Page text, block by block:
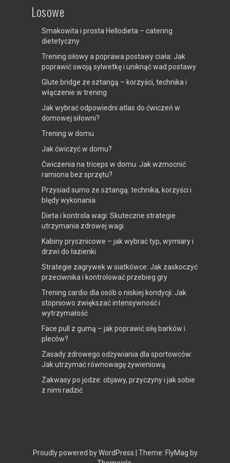
Losowe
Smakowita i prosta Hellodieta – catering
dietetyczny
Trening siłowy a poprawa postawy ciała: Jak
poprawić swoją sylwetkę i uniknąć wad postawy
Glute bridge ze sztangą – korzyści, technika i
włączenie w trening
Jak wybrać odpowiedni atlas do ćwiczeń w
domowej siłowni?
Trening w domu
Jak ćwiczyć w domu?
Ćwiczenia na triceps w domu: Jak wzmocnić
ramiona bez sprzętu?
Przysiad sumo ze sztangą: technika, korzyści i
błędy wykonania
Dieta i kontrola wagi: Skuteczne strategie
utrzymania zdrowej wagi.
Kabiny prysznicowe – jak wybrać typ, wymiary i
drzwi do łazienki
Strategie zagrywek w siatkówce: Jak zaskoczyć
przeciwnika i kontrolować przebieg gry
Trening cardio dla osób o niskiej kondycji: Jak
stopniowo zwiększać intensywność i
wytrzymałość
Face pull z gumą – jak poprawić siłę barków i
pleców?
Zasady zdrowego odżywiania dla sportowców:
Jak utrzymać równowagę żywieniową.
Zakwasy po jodze: objawy, przyczyny i jak sobie
z nimi radzić
Proudly powered by WordPress Theme: FlyMag by